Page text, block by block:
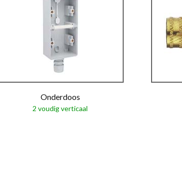
Onderdoos
2 voudig verticaal